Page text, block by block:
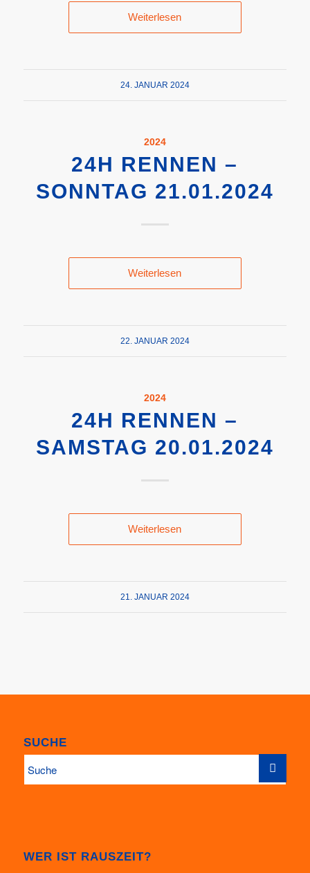
Weiterlesen
24. JANUAR 2024
2024
24H RENNEN –
SONNTAG 21.01.2024
Weiterlesen
22. JANUAR 2024
2024
24H RENNEN –
SAMSTAG 20.01.2024
Weiterlesen
21. JANUAR 2024
SUCHE
WER IST RAUSZEIT?